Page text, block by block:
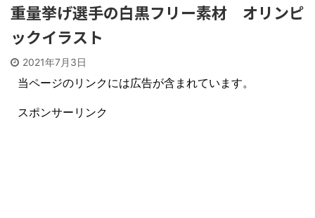
重量挙げ選手の白黒フリー素材 オリンピ
ックイラスト
2021年7月3日
当ページのリンクには広告が含まれています。
スポンサーリンク